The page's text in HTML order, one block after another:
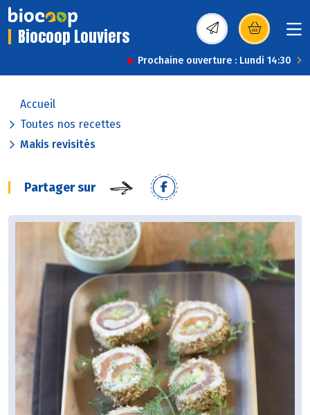
Biocoop Louviers (s’ouvre dans une
Prochaine ouverture : Lundi 14:30
Accueil
Toutes nos recettes
Makis revisités
Partager sur